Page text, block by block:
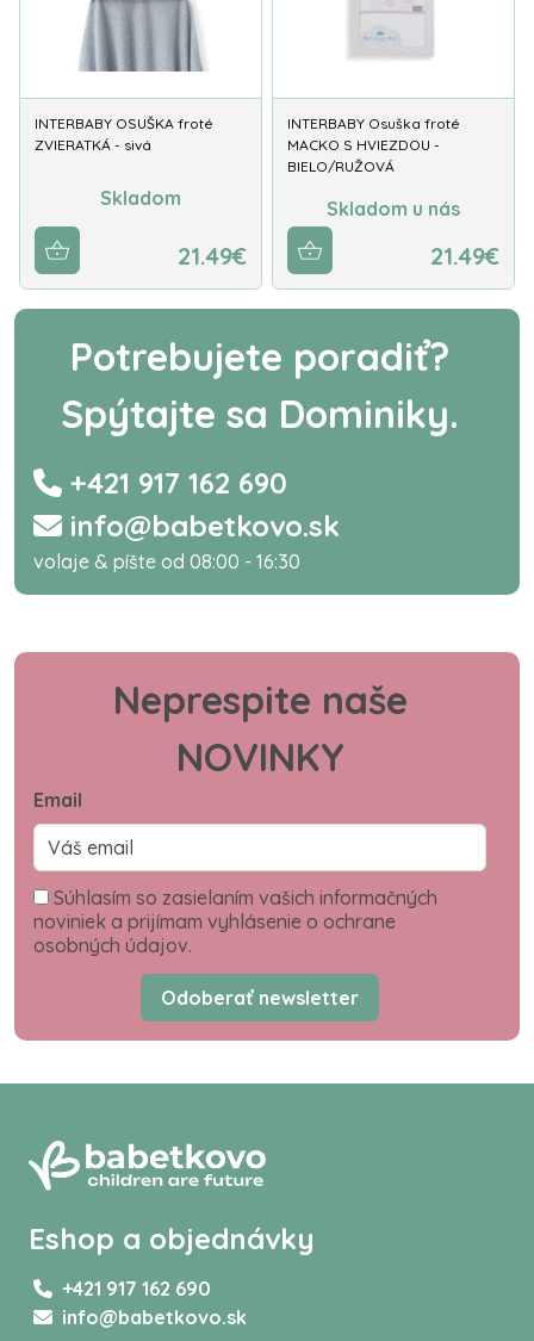
INTERBABY OSUŠKA froté
ZVIERATKÁ - sivá
Skladom
21.49€
INTERBABY Osuška froté
MACKO S HVIEZDOU -
BIELO/RUŽOVÁ
Skladom u nás
21.49€
Potrebujete poradiť?
Spýtajte sa Dominiky.
+421 917 162 690
info@babetkovo.sk
volaje & píšte od 08:00 - 16:30
Neprespite naše
NOVINKY
Email
Súhlasím so zasielaním vašich informačných
noviniek a prijímam vyhlásenie o ochrane
osobných údajov.
Odoberať newsletter
Eshop a objednávky
+421 917 162 690
info@babetkovo.sk